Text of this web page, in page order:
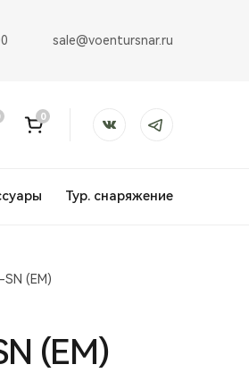
sale@voentursnar.ru
0
Тур. снаряжение
(EM)
(EM)